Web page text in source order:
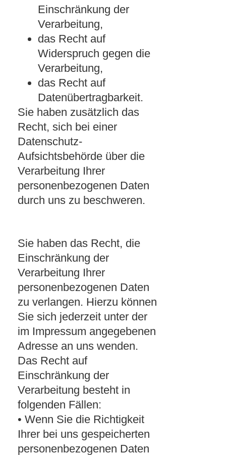
Einschränkung der
Verarbeitung,
das Recht auf
Widerspruch gegen die
Verarbeitung,
das Recht auf
Datenübertragbarkeit.
Sie haben zusätzlich das
Recht, sich bei einer
Datenschutz-
Aufsichtsbehörde über die
Verarbeitung Ihrer
personenbezogenen Daten
durch uns zu beschweren.
Sie haben das Recht, die
Einschränkung der
Verarbeitung Ihrer
personenbezogenen Daten
zu verlangen. Hierzu können
Sie sich jederzeit unter der
im Impressum angegebenen
Adresse an uns wenden.
Das Recht auf
Einschränkung der
Verarbeitung besteht in
folgenden Fällen:
• Wenn Sie die Richtigkeit
Ihrer bei uns gespeicherten
personenbezogenen Daten